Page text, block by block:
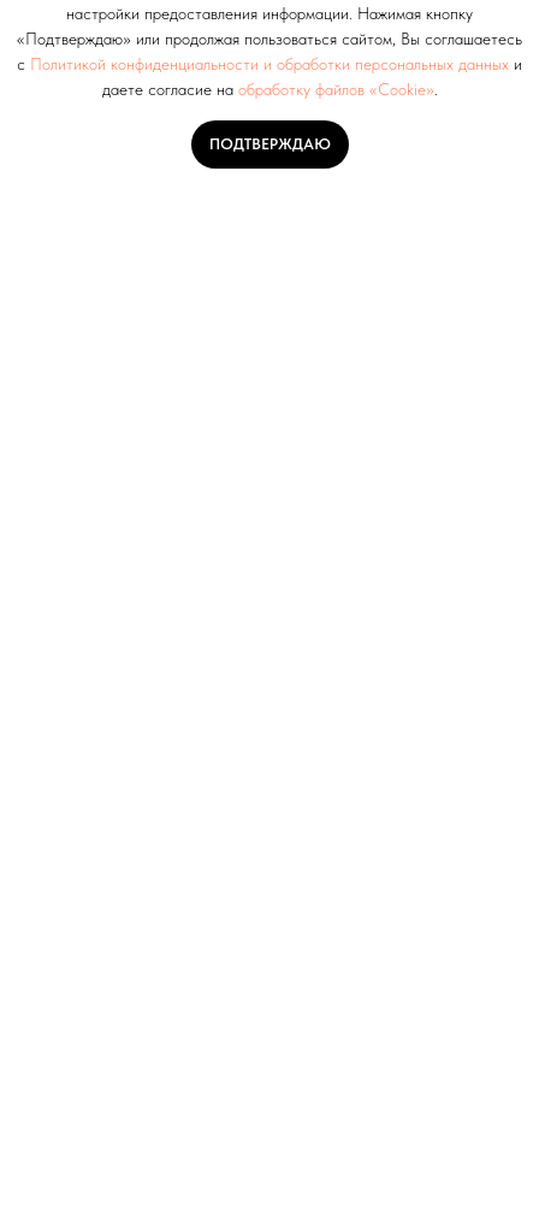
настройки предоставления информации. Нажимая кнопку
«Подтверждаю» или продолжая пользоваться сайтом, Вы соглашаетесь
с Политикой конфиденциальности и обработки персональных данных и
даете согласие на обработку файлов «Cookie».
ПОДТВЕРЖДАЮ